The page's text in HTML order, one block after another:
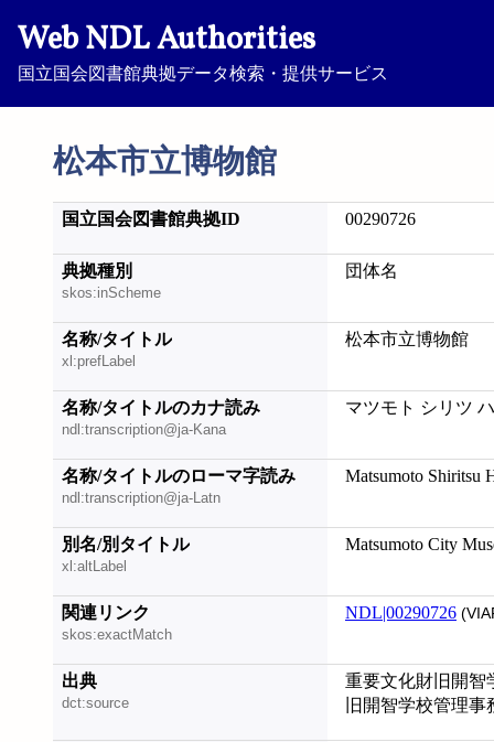
Web NDL Authorities
国立国会図書館典拠データ検索・提供サービス
松本市立博物館
国立国会図書館典拠ID 00290726
典拠種別
skos:inScheme
団体名
名称/タイトル
xl:prefLabel
松本市立博物館
名称/タイトルのカナ読み
ndl:transcription@ja-Kana
マツモト シリツ
名称/タイトルのローマ字読み
ndl:transcription@ja-Latn
Matsumoto Shiritsu
別名/別タイトル
xl:altLabel
Matsumoto City
関連リンク
skos:exactMatch
NDL|00290726
出典
dct:source
重要文化財旧開智
旧開智学校管理事